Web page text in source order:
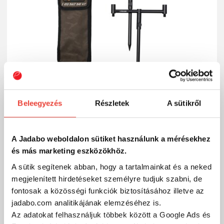
Beleegyezés Részletek A sütikről
A Jadabo weboldalon sütiket használunk a mérésekhez
és más marketing eszközökhöz.
A sütik segítenek abban, hogy a tartalmainkat és a neked
megjelenített hirdetéseket személyre tudjuk szabni, de
fontosak a közösségi funkciók biztosításához illetve az
jadabo.com analitikájának elemzéséhez is.
Az adatokat felhasználjuk többek között a Google Ads és
Raktáron
18 907 Ft
SZÁKOLOM
-21%